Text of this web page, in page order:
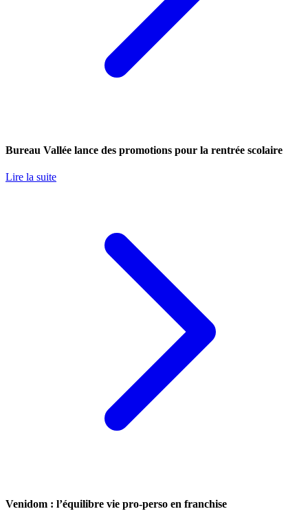
Bureau Vallée lance des promotions pour la rentrée scolaire
Lire la suite
Venidom : l’équilibre vie pro-perso en franchise